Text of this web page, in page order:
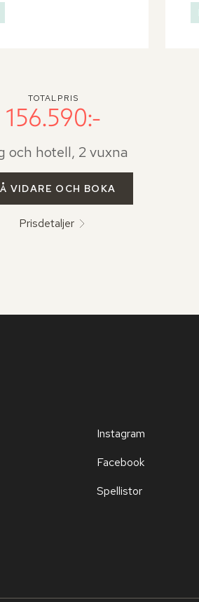
TOTALPRIS
156.590:-
och hotell, 2 vuxna
VIDARE OCH BOKA
Prisdetaljer
Instagram
Facebook
Spellistor